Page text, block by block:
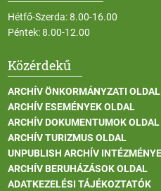
Hétfő-Szerda: 8.00-16.00
Péntek: 8.00-12.00
Közérdekű
ARCHÍV ÖNKORMÁNYZATI OLDAL
ARCHÍV ESEMÉNYEK OLDAL
ARCHÍV DOKUMENTUMOK OLDAL
ARCHÍV TURIZMUS OLDAL
UNPUBLISH ARCHÍV
ARCHÍV BERUHÁZÁSOK OLDAL
ADATKEZELÉSI TÁJÉKOZTATÓK